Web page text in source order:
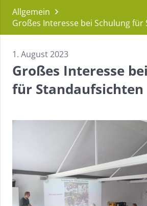
Allgemein
Großes Interesse bei Schulung
1. August 2023
Großes Interesse
für Standaufsichten